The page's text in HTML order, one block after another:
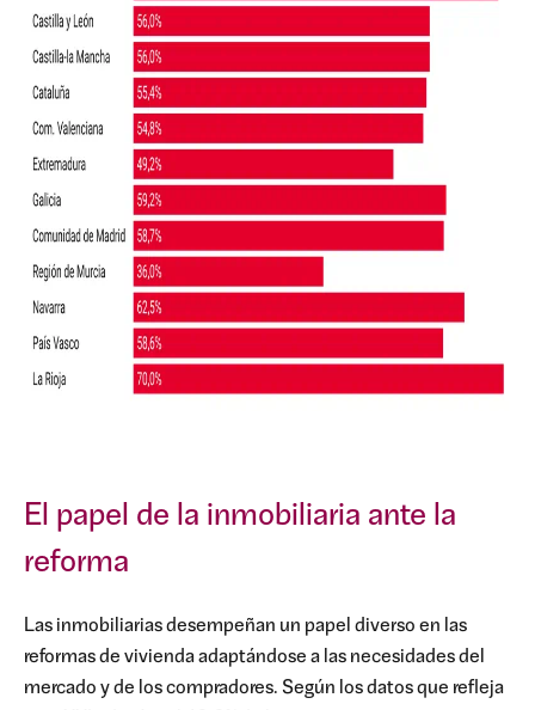
El papel de la inmobiliaria ante la
reforma
Las inmobiliarias desempeñan un papel diverso en las
reformas de vivienda adaptándose a las necesidades del
mercado y de los compradores. Según los datos que refleja